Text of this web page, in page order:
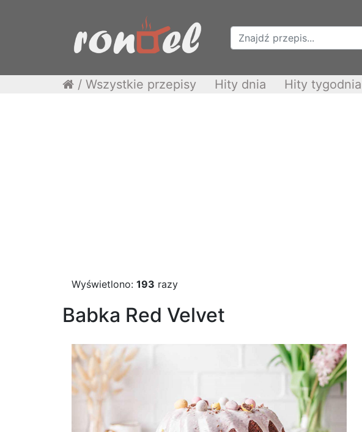
/ Wszystkie przepisy Hity dnia Hity tygodnia
Wyświetlono: 193 razy
Babka Red Velvet